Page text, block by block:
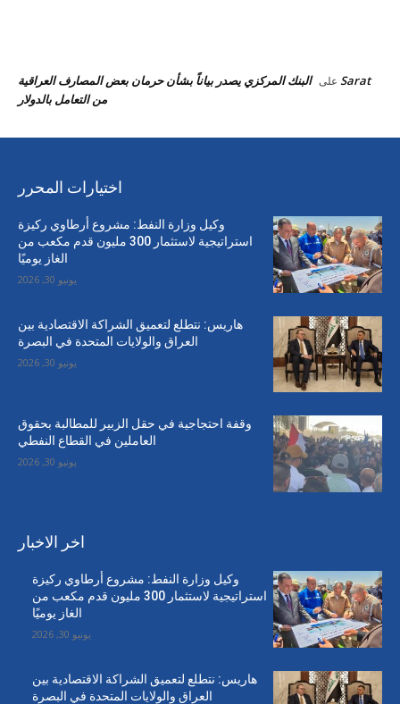
Sarat على البنك المركزي يصدر بياناً بشأن حرمان بعض المصارف العراقية
من التعامل بالدولار
اختيارات المحرر
وكيل وزارة النفط: مشروع أرطاوي ركيزة
استراتيجية لاستثمار 300 مليون قدم مكعب من
الغاز يوميًا
يونيو 30, 2026
هاريس: نتطلع لتعميق الشراكة الاقتصادية بين
العراق والولايات المتحدة في البصرة
يونيو 30, 2026
وقفة احتجاجية في حقل الزبير للمطالبة بحقوق
العاملين في القطاع النفطي
يونيو 30, 2026
اخر الاخبار
وكيل وزارة النفط: مشروع أرطاوي ركيزة
استراتيجية لاستثمار 300 مليون قدم مكعب من
الغاز يوميًا
يونيو 30, 2026
هاريس: نتطلع لتعميق الشراكة الاقتصادية بين
العراق والولايات المتحدة في البصرة